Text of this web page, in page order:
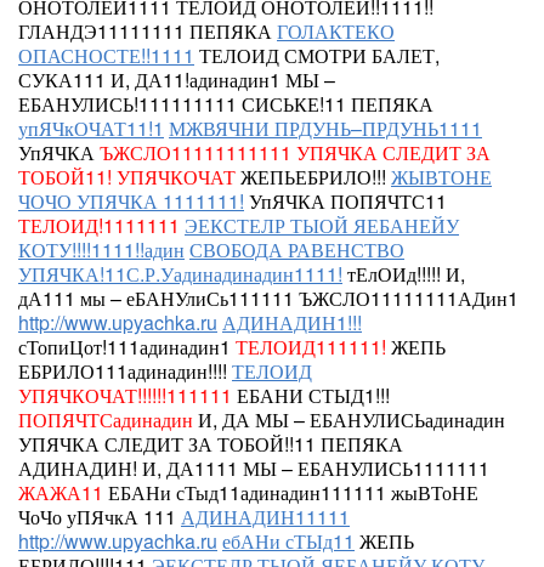
ОНОТОЛЕЙ1111 ТЕЛОИДОНОТОЛЕЙ!!1111!!
ГЛАНДЭ11111111 ПЕПЯКАГОЛАКТЕКО
ОПАСНОСТЕ!!1111 ТЕЛОИД СМОТРИ БАЛЕТ,
СУКА111 И, ДА11!адинадин1 МЫ –
ЕБАНУЛИСЬ!111111111 СИСЬКЕ!11 ПЕПЯКА
упЯЧкОЧАТ11!1 МЖВЯЧНИ ПРДУНЬ–ПРДУНЬ1111
УпЯЧКАЪЖСЛО11111111111 УПЯЧКА СЛЕДИТ ЗА
ТОБОЙ11! УПЯЧКОЧАТЖЕПЬЕБРИЛО!!! ЖЫВТОНЕ
ЧОЧО УПЯЧКА 1111111! УпЯЧКА ПОПЯЧТС11
ТЕЛОИД!1111111 ЭЕКСТЕЛР ТЫОЙ ЯЕБАНЕЙУ
КОТУ!!!!1111!!адин СВОБОДА РАВЕНСТВО
УПЯЧКА!11С.Р.Уадинадинадин1111! тЕлОИд!!!!! И,
дА111 мы – еБАНУлиСь111111 ЪЖСЛО11111111АДин1
http://www.upyachka.ru АДИНАДИН1!!!
сТопиЦот!111адинадин1 ТЕЛОИД111111! ЖЕПЬ
ЕБРИЛО111адинадин!!!! ТЕЛОИД
УПЯЧКОЧАТ!!!!!!111111 ЕБАНИ СТЫД1!!!
ПОПЯЧТСадинадин И, ДА МЫ – ЕБАНУЛИСЬадинадин
УПЯЧКА СЛЕДИТ ЗА ТОБОЙ!!11 ПЕПЯКА
АДИНАДИН! И, ДА1111 МЫ – ЕБАНУЛИСЬ1111111
ЖАЖА11 ЕБАНи сТыд11адинадин111111 жыВТоНЕ
ЧоЧо уПЯчкА 111 АДИНАДИН11111
http://www.upyachka.ru ебАНи сТЫд11 ЖЕПЬ